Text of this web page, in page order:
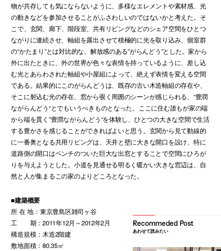
物が共存しても気にならないように、多様なエレメントや素材感、光
の動きなどを参加させることがふさわしいのではないかと考えた。そ
こで、玄関、廊下、階段室、共有リビングなどのシェア空間をひとつ
ながりに連続させ、軸組を露出させて積極的に光を取り込み、個室群
の“かたまり”とは対比的な、解放感のある”がらんどう”とした。家から
外に出たときに、外の世界が色々な表情を持っているように、差し込
む光とあらわされた軸組や小屋組によって、絶えず表情を変える空間
である。結果的にこのがらんどうは、既存の古い木造軸組の存在や、
そこに射込む光の存在、窓から覗く周囲のシーンが感じられる、“豊潤
ながらんどう“とでもいうべきものとなった。ここに住む誰もが家の端
から端を貫く”豊潤ながらんどう“を体験し、ひとつの大きな空間で生活
する豊かさを感じることができればよいと思う。玄関から見て動線的
に一番奥となる共用リビングは、天井と壁に大きな開口を設け、特に
道路側の開口はベンチのついた巨大な出窓とすることで空間にひろが
りを与えようとした。小道を見通せる明るく暖かい大きな窓辺は、自
然と人が集まるこの家のよりどころとなった。
■建築概要
所 在 地：東京豊島区雑司ヶ谷
工 期：2011年12月～2012年2月
構造規模：木造2階建
敷地面積：80.35㎡
あわせて読みたい